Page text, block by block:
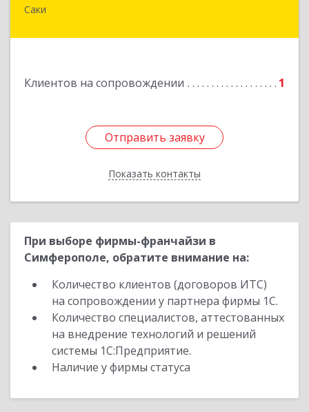
Саки
Клиентов на сопровождении 1
Отправить заявку
Показать контакты
Отправить заявку
Назад
При выборе фирмы-франчайзи в
Симферополе, обратите внимание на:
Количество клиентов (договоров ИТС)
на сопровождении у партнера фирмы 1С.
Количество специалистов, аттестованных
на внедрение технологий и решений
системы 1С:Предприятие.
Наличие у фирмы статуса